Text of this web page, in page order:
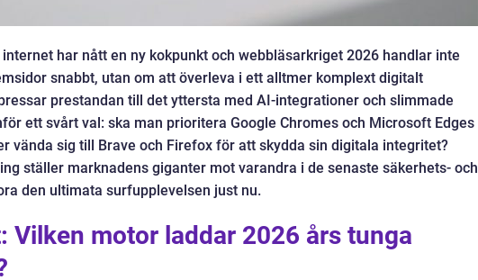
har nått en ny kokpunkt och webbläsarkriget 2026 handlar inte
snabbt, utan om att överleva i ett alltmer komplext digitalt
prestandan till det yttersta med AI-integrationer och slimmade
ett svårt val: ska man prioritera Google Chromes och Microsoft Edges
vända sig till Brave och Firefox för att skydda sin digitala integritet?
ställer marknadens giganter mot varandra i de senaste säkerhets- och
den ultimata surfupplevelsen just nu.
Vilken motor laddar 2026 års tunga